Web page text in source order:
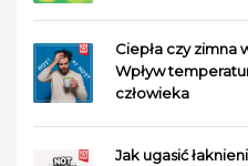
Ciepła czy zimna
Wpływ
człowieka
Jak ugasić